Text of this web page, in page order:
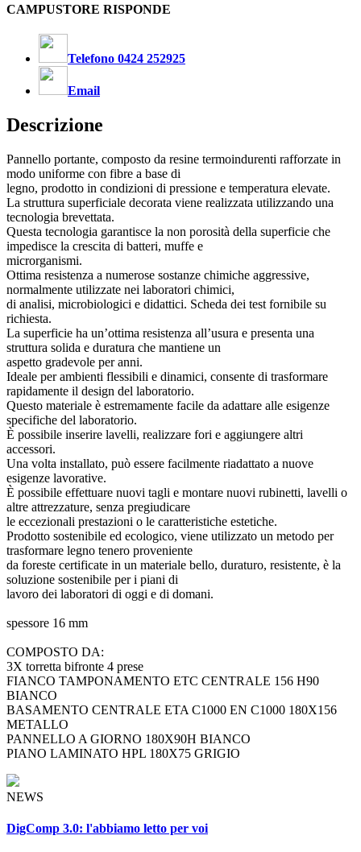
CAMPUSTORE RISPONDE
Telefono 0424 252925
Email
Descrizione
Pannello portante, composto da resine termoindurenti rafforzate in
modo uniforme con fibre a base di
legno, prodotto in condizioni di pressione e temperatura elevate.
La struttura superficiale decorata viene realizzata utilizzando una
tecnologia brevettata.
Questa tecnologia garantisce la non porosità della superficie che
impedisce la crescita di batteri, muffe e
microrganismi.
Ottima resistenza a numerose sostanze chimiche aggressive,
normalmente utilizzate nei laboratori chimici,
di analisi, microbiologici e didattici. Scheda dei test fornibile su
richiesta.
La superficie ha un’ottima resistenza all’usura e presenta una
struttura solida e duratura che mantiene un
aspetto gradevole per anni.
Ideale per ambienti flessibili e dinamici, consente di trasformare
rapidamente il design del laboratorio.
Questo materiale è estremamente facile da adattare alle esigenze
specifiche del laboratorio.
È possibile inserire lavelli, realizzare fori e aggiungere altri
accessori.
Una volta installato, può essere facilmente riadattato a nuove
esigenze lavorative.
È possibile effettuare nuovi tagli e montare nuovi rubinetti, lavelli o
altre attrezzature, senza pregiudicare
le eccezionali prestazioni o le caratteristiche estetiche.
Prodotto sostenibile ed ecologico, viene utilizzato un metodo per
trasformare legno tenero proveniente
da foreste certificate in un materiale bello, duraturo, resistente, è la
soluzione sostenibile per i piani di
lavoro dei laboratori di oggi e di domani.
spessore 16 mm
COMPOSTO DA:
3X torretta bifronte 4 prese
FIANCO TAMPONAMENTO ETC CENTRALE 156 H90
BIANCO
BASAMENTO CENTRALE ETA C1000 EN C1000 180X156
METALLO
PANNELLO A GIORNO 180X90H BIANCO
PIANO LAMINATO HPL 180X75 GRIGIO
NEWS
DigComp 3.0: l'abbiamo letto per voi